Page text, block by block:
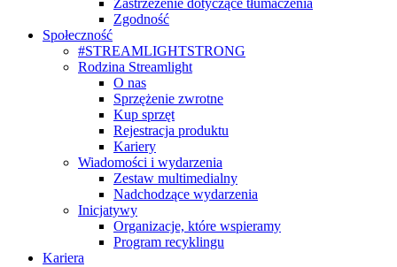
Zastrzeżenie dotyczące tłumaczenia
Zgodność
Społeczność
#STREAMLIGHTSTRONG
Rodzina Streamlight
O nas
Sprzężenie zwrotne
Kup sprzęt
Rejestracja produktu
Kariery
Wiadomości i wydarzenia
Zestaw multimedialny
Nadchodzące wydarzenia
Inicjatywy
Organizacje, które wspieramy
Program recyklingu
Kariera